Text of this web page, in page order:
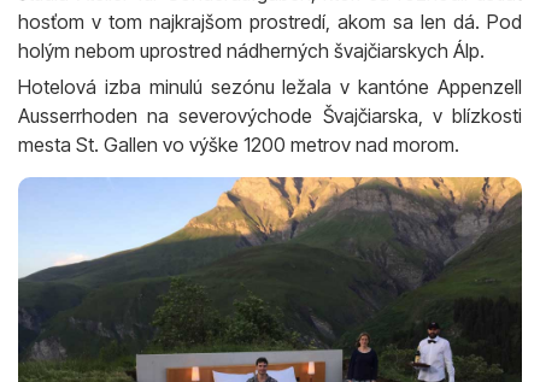
hosťom v tom najkrajšom prostredí, akom sa len dá. Pod
holým nebom uprostred nádherných švajčiarskych Álp.
Hotelová izba minulú sezónu ležala v kantóne Appenzell
Ausserrhoden na severovýchode Švajčiarska, v blízkosti
mesta St. Gallen vo výške 1200 metrov nad morom.